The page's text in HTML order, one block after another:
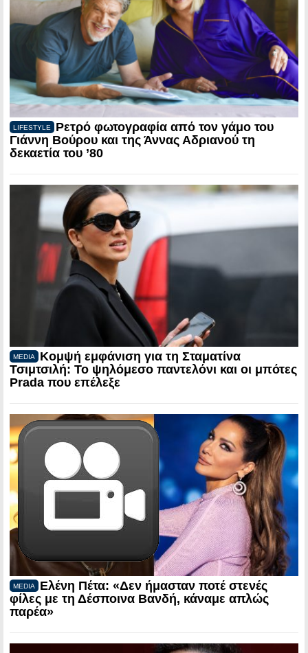
LIFESTYLE
Ρετρό φωτογραφία από τον γάμο του
Γιάννη Βούρου και της Άννας Αδριανού τη
δεκαετία του ’80
MEDIA
Κομψή εμφάνιση για τη Σταματίνα
Τσιμτσιλή: Το ψηλόμεσο παντελόνι και οι μπότες
Prada που επέλεξε
MEDIA
Ελένη Πέτα: «Δεν ήμασταν ποτέ στενές
φίλες με τη Δέσποινα Βανδή, κάναμε απλώς
παρέα»